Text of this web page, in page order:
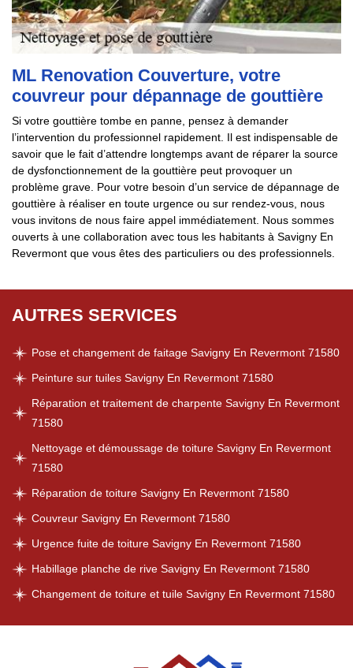
ML Renovation Couverture, votre
couvreur pour dépannage de gouttière
Si votre gouttière tombe en panne, pensez à demander
l’intervention du professionnel rapidement. Il est indispensable de
savoir que le fait d’attendre longtemps avant de réparer la source
de dysfonctionnement de la gouttière peut provoquer un
problème grave. Pour votre besoin d’un service de dépannage de
gouttière à réaliser en toute urgence ou sur rendez-vous, nous
vous invitons de nous faire appel immédiatement. Nous sommes
ouverts à une collaboration avec tous les habitants à Savigny En
Revermont que vous êtes des particuliers ou des professionnels.
AUTRES SERVICES
Pose et changement de faitage Savigny En Revermont 71580
Peinture sur tuiles Savigny En Revermont 71580
Réparation et traitement de charpente Savigny En Revermont
71580
Nettoyage et démoussage de toiture Savigny En Revermont
71580
Réparation de toiture Savigny En Revermont 71580
Couvreur Savigny En Revermont 71580
Urgence fuite de toiture Savigny En Revermont 71580
Habillage planche de rive Savigny En Revermont 71580
Changement de toiture et tuile Savigny En Revermont 71580